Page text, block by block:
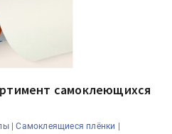
самоклеющихся
|
Самоклеящиеся плёнки |